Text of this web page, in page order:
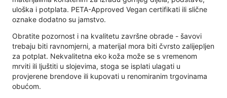
uloška i potplata. PETA-Approved Vegan certifikati ili slične
oznake dodatno su jamstvo.
Obratite pozornost i na kvalitetu završne obrade - šavovi
trebaju biti ravnomjerni, a materijal mora biti čvrsto zalijepljen
za potplat. Nekvalitetna eko koža može se s vremenom
mrviti ili ljuštiti u slojevima, stoga se isplati ulagati u
provjerene brendove ili kupovati u renomiranim trgovinama
obućom.